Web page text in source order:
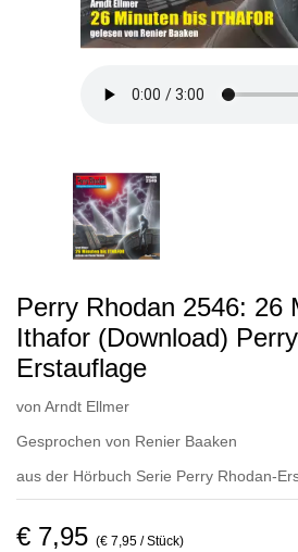
Perry Rhodan 2546: 26
Ithafor (Download)
Erstauflage
von Arndt Ellmer
Gesprochen von Renier Baaken
aus der Hörbuch Serie Perry Rhodan-
€ 7,95 (€ 7,95 / Stück)